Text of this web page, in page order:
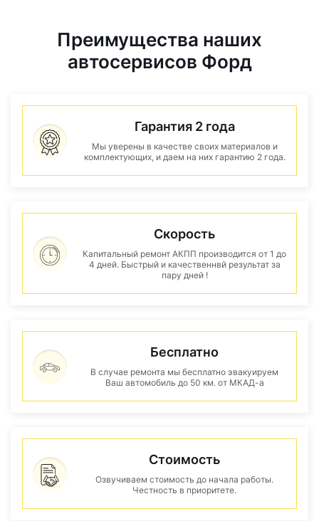
Преимущества наших
автосервисов Форд
Гарантия 2 года
Мы уверены в качестве своих материалов и
комплектующих, и даем на них гарантию 2 года.
Скорость
Капитальный ремонт АКПП производится от 1 до
4 дней. Быстрый и качественнвй результат за
пару дней !
Бесплатно
В случае ремонта мы бесплатно эвакуируем
Ваш автомобиль до 50 км. от МКАД-а
Стоимость
Озвучиваем стоимость до начала работы.
Честность в приоритете.